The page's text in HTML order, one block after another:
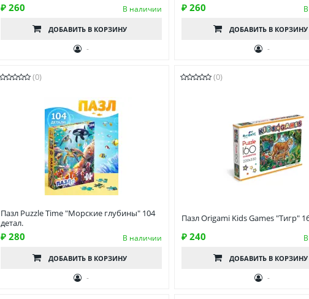
₽ 260 В наличии
ДОБАВИТЬ В КОРЗИНУ
-
₽ 260
ДОБАВИТЬ В КОРЗИНУ
-
(0)
Пазл Puzzle Time "Морские глубины" 104
детал.
₽ 280 В наличии
ДОБАВИТЬ В КОРЗИНУ
-
(0)
Пазл Origami Kids Games "Тигр"
₽ 240
ДОБАВИТЬ В КОРЗИНУ
-